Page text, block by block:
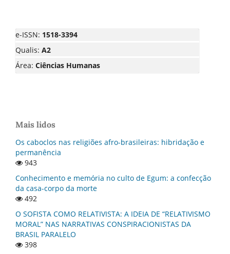
e-ISSN: 1518-3394
Qualis: A2
Área: Ciências Humanas
Mais lidos
Os caboclos nas religiões afro-brasileiras: hibridação e
permanência
943
Conhecimento e memória no culto de Egum: a confecção
da casa-corpo da morte
492
O SOFISTA COMO RELATIVISTA: A IDEIA DE “RELATIVISMO
MORAL” NAS NARRATIVAS CONSPIRACIONISTAS DA
BRASIL PARALELO
398